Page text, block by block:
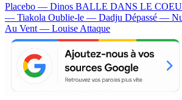
Placebo — Dinos BALLE DANS LE
— Tiakola Oublie-le — Dadju Dépassé —
Au Vent — Louise Attaque